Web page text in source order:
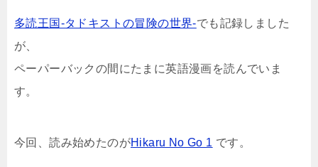
多読王国-タドキストの冒険の世界-でも記録しました
が、
ペーパーバックの間にたまに英語漫画を読んでいま
す。
今回、読み始めたのがHikaru No Go 1 です。